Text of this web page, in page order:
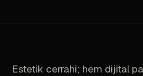
Estetik cerrahi; hem dijital